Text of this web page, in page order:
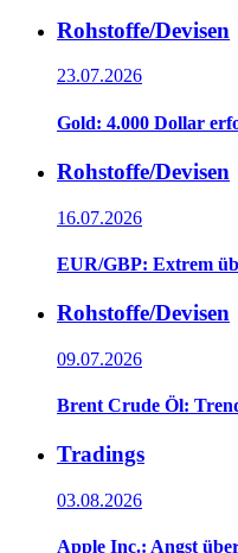
Rohstoffe/Devisen
23.07.2026
Gold: 4.000 Dollar
Rohstoffe/Devisen
16.07.2026
EUR/GBP: Extrem
Rohstoffe/Devisen
09.07.2026
Brent Crude Öl:
Tradings
03.08.2026
Apple Inc.: Angst